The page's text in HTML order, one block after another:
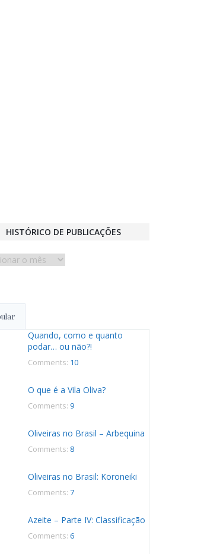
HISTÓRICO DE PUBLICAÇÕES
Quando, como e quanto
podar… ou não?!
Comments: 10
O que é a Vila Oliva?
Comments: 9
Oliveiras no Brasil – Arbequina
Comments: 8
Oliveiras no Brasil: Koroneiki
Comments: 7
Azeite – Parte IV: Classificação
Comments: 6